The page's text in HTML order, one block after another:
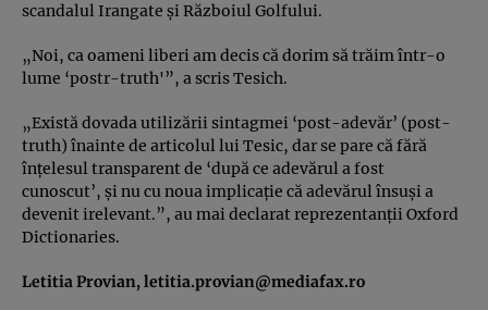
scandalul Irangate şi Războiul Golfului.
„Noi, ca oameni liberi am decis că dorim să trăim într-o
lume ‘postr-truth'”, a scris Tesich.
„Există dovada utilizării sintagmei ‘post-adevăr’ (post-
truth) înainte de articolul lui Tesic, dar se pare că fără
înţelesul transparent de ‘după ce adevărul a fost
cunoscut’, şi nu cu noua implicaţie că adevărul însuşi a
devenit irelevant.”, au mai declarat reprezentanţii Oxford
Dictionaries.
Letitia Provian,letitia.provian@mediafax.ro